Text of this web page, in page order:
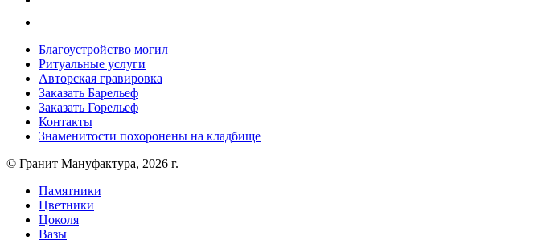
Благоустройство могил
Ритуальные услуги
Авторская гравировка
Заказать Барельеф
Заказать Горельеф
Контакты
Знаменитости похоронены на кладбище
© Гранит Мануфактура, 2026 г.
Памятники
Цветники
Цоколя
Вазы